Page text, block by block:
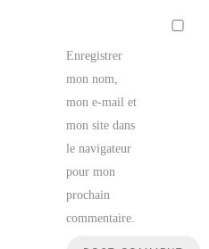
Enregistrer
mon nom,
mon e-mail et
mon site dans
le navigateur
pour mon
prochain
commentaire.